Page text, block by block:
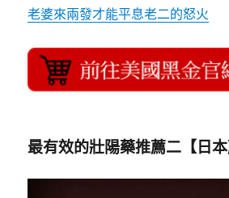
老婆來兩發才能平息老二的怒火
最有效的壯陽藥推薦二【 日